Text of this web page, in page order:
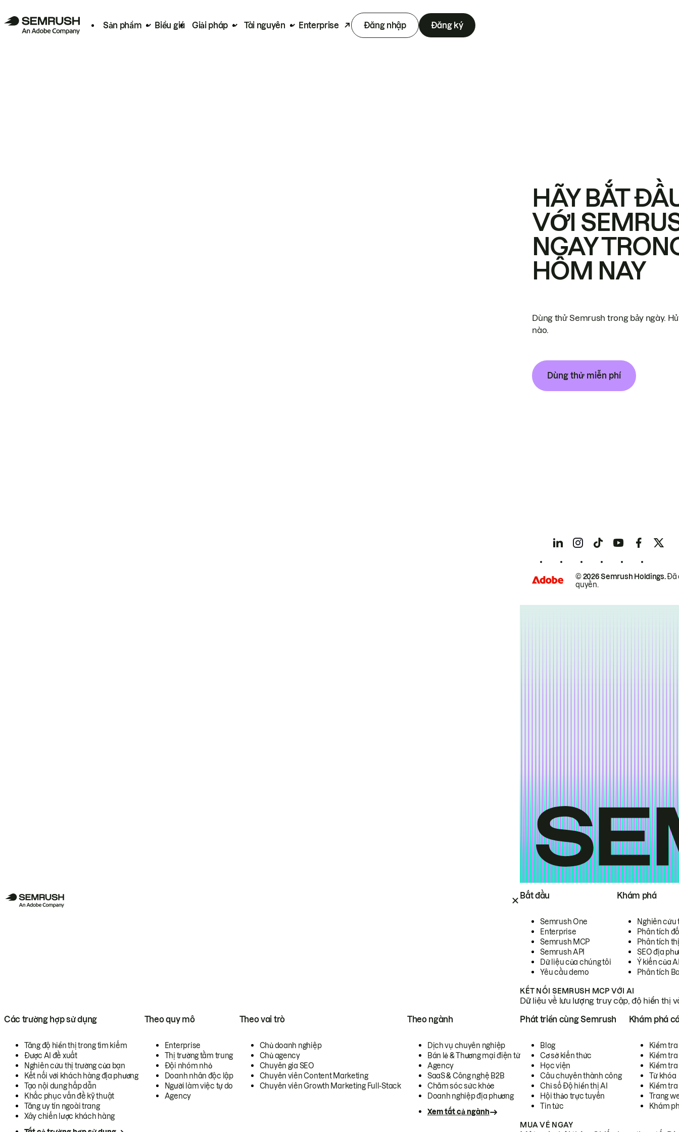
Sản phẩm Biểu giá Giải pháp Tài nguyên Enterprise Đăng nhập Đăng ký
Bắt đầu
Semrush One
Enterprise
Semrush MCP
Semrush API
Dữ liệu của chúng tôi
Yêu cầu demo
Khám phá
Nghiên cứu
Phân tích
Phân tích
SEO địa
Ý kiến của
Phân tích
KẾT NỐI SEMRUSH MCP VỚI AI
Dữ liệu về lưu lượng truy cập, độ hiển thị
Các trường hợp sử dụng
Tăng độ hiển thị trong tìm kiếm
Được AI đề xuất
Nghiên cứu thị trường của bạn
Kết nối với khách hàng địa phương
Tạo nội dung hấp dẫn
Khắc phục vấn đề kỹ thuật
Tăng uy tín ngoài trang
Xây chiến lược khách hàng
Theo quy mô
Enterprise
Thị trường tầm trung
Đội nhóm nhỏ
Doanh nhân độc lập
Người làm việc tự do
Agency
Theo vai trò
Chủ doanh nghiệp
Chủ agency
Chuyên gia SEO
Chuyên viên Content Marketing
Chuyên viên Growth Marketing Full-Stack
Theo ngành
Dịch vụ chuyên nghiệp
Bán lẻ & Thương mại điện tử
Agency
SaaS & Công nghệ B2B
Chăm sóc sức khỏe
Doanh nghiệp địa phương
Xem tất cả ngành
Phát triển cùng Semrush
Blog
Cơ sở kiến thức
Học viện
Câu chuyên thành công
Chỉ số Độ hiển thị AI
Hội thảo trực tuyến
Tin tức
Khám phá
Kiểm
Kiểm tra
Kiểm
Từ khóa
Kiểm
Trang
Khám
MUA VÉ NGAY
HÃY BẮT
VỚI
NGAY
HÔM NAY
Dùng thử Semrush trong bảy ngày.
nào.
Dùng thử miễn phí
© 2026 Semrush Holdings.Đã
quyền.